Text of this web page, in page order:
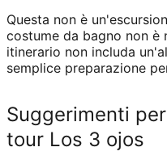
Questa non è
costume da bagno non è
itinerario non includa
semplice preparazione
Suggerimenti
tour Los 3 ojos